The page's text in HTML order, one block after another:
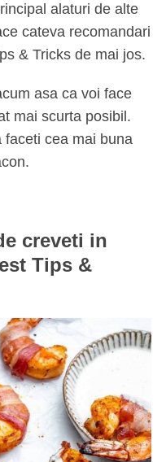
alaturi de alte
cateva recomandari
& Tricks de mai jos.
asa ca voi face
mai scurta posibil.
faceti cea mai buna
creveti in
Tips &